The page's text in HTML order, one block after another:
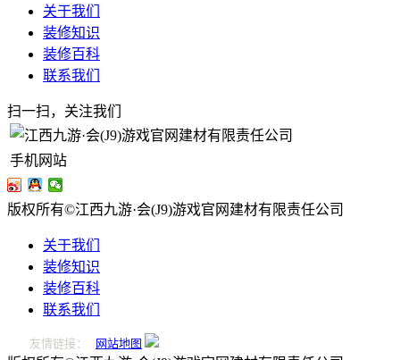
关于我们
装修知识
装修百科
联系我们
扫一扫，关注我们
手机网站
版权所有©江西九游·会(J9)游戏官网建材有限责任公司
关于我们
装修知识
装修百科
联系我们
友情链接： 网站地图